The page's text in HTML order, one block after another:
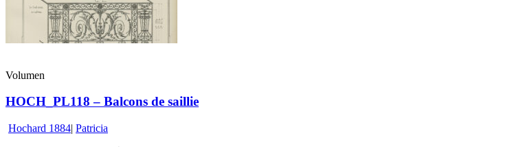
Volumen
HOCH_PL118 – Balcons de saillie
Hochard 1884| Patricia